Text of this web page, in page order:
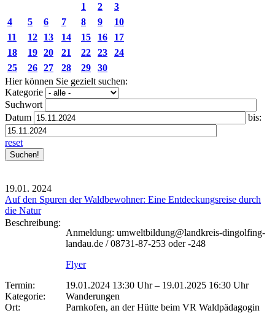
1
2
3
4
5 6 7 8 9
10
11
12 13 14 15 16
17
18
19 20 21 22 23
24
25
26 27 28 29
30
Hier können Sie gezielt suchen:
Kategorie
Suchwort
Datum
bis:
reset
19.01. 2024
Auf den Spuren der Waldbewohner: Eine Entdeckungsreise durch
die Natur
Beschreibung:
Anmeldung: umweltbildung@landkreis-dingolfing-
landau.de / 08731-87-253 oder -248
Flyer
Termin:
19.01.2024 13:30 Uhr– 19.01.2025 16:30 Uhr
Kategorie:
Wanderungen
Ort:
Parnkofen, an der Hütte beim VR Waldpädagogin